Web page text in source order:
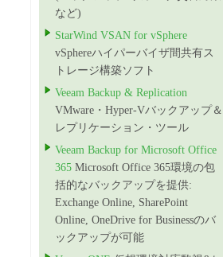
など)
StarWind VSAN for vSphere
vSphereハイパーバイザ間共有ス
トレージ構築ソフト
Veeam Backup & Replication
VMware・Hyper-Vバックアップ＆
レプリケーション・ツール
Veeam Backup for Microsoft Office
365 Microsoft Office 365環境の包
括的なバックアップを提供:
Exchange Online, SharePoint
Online, OneDrive for Businessのバ
ックアップが可能